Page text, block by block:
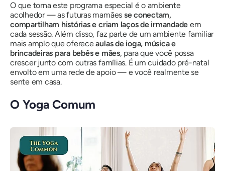
O que torna este programa especial é o ambiente
acolhedor — as futuras mamães se conectam,
compartilham histórias e criam laços de irmandadeem
cada sessão. Além disso, faz parte de um ambiente familiar
mais amplo que ofereceaulas de ioga, música e
brincadeiras para bebês e mães, para que você possa
crescer junto com outras famílias. É um cuidado pré-natal
envolto em uma rede de apoio — e você realmente se
sente em casa.
O Yoga Comum